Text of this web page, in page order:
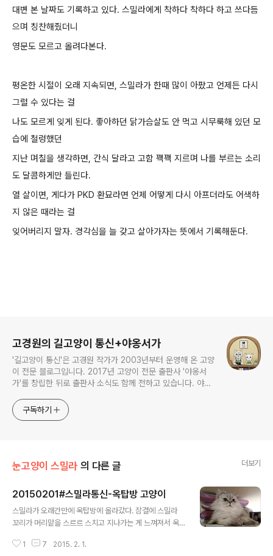
대변 본 날짜도 기록하고 있다. 스밀라에게 착하다 착하다 하고 쓰다듬
으며 칭찬해줬더니
영문도 모르고 올려다본다.
평온한 시절이 오래 지속되면, 스밀라가 한때 많이 아팠고 언제든 다시
그럴 수 있다는 걸
나도 모르게 잊게 된다. 좋아하던 닭가슴살도 안 먹고 시무룩해 있던 모
습에 철렁했던
지난 며칠을 생각하면, 간식 달라고 고함 꽥꽥 지르며 나를 부르는 소리
도 달콤하게만 들린다.
열 살이면, 게다가 PKD 환묘라면 언제 어떻게 다시 아프더라도 어색하
지 않은 때라는 걸
잊어버리지 말자. 경각심을 늘 갖고 살아가자는 뜻에서 기록해둔다.
고경원의 길고양이 통신+야옹서가
'길고양이 통신'은 고경원 작가가 2003년부터 운영해 온 고양
이 전문 블로그입니다. 2017년 고양이 전문 출판사 '야옹서
가'를 창립한 뒤로 출판사 소식도 함께 전하고 있습니다. 야옹
면서, 고양이와 반려인의 행복에 도움이 될 책을 만듭니다.
구독하기
눈고양이 스밀라 의 다른 글 더보기
20150201#스밀라통신-옥탑방 고양이
스밀라가 오래간만에 옥탑방에 올라갔다. 잠결에 스밀라
꼬리가 머리맡을 스르르 스치고 지나가는 게 느껴져서 옥
않고 있네. 안 쓰는 보료 방석을 쌓아놔서 등받이가 되고 좋
1 7 2015. 2. 1.